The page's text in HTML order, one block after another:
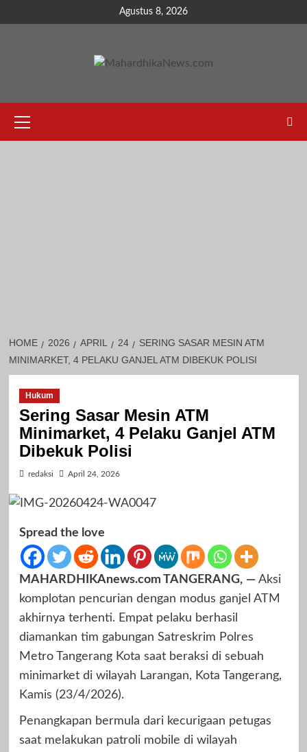
to
Agustus 8, 2026
Menu
HOME 2026 APRIL 24
SERING SASAR MESIN ATM
MINIMARKET, 4 PELAKU GANJEL ATM DIBEKUK POLISI
Hukum
Sering Sasar Mesin ATM
Minimarket, 4 Pelaku Ganjel ATM
Dibekuk Polisi
redaksi April 24, 2026
Spread the love
MAHARDHIKAnews.com TANGERANG, —Aksi
komplotan pencurian dengan modus ganjel ATM
akhirnya terhenti. Empat pelaku berhasil
diamankan tim gabungan Satreskrim Polres
Metro Tangerang Kota saat beraksi di sebuah
minimarket di wilayah Larangan, Kota Tangerang,
Kamis (23/4/2026).
Penangkapan bermula dari kecurigaan petugas
saat melakukan patroli mobile di wilayah